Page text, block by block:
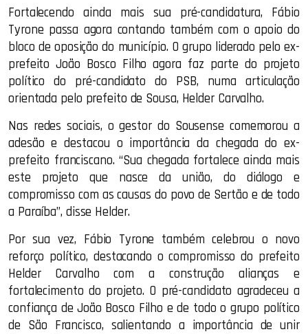
Fortalecendo ainda mais sua pré-candidatura, Fábio
Tyrone passa agora contando também com o apoio do
bloco de oposição do município. O grupo liderado pelo ex-
prefeito João Bosco Filho agora faz parte do projeto
político do pré-candidato do PSB, numa articulação
orientada pelo prefeito de Sousa, Helder Carvalho.
Nas redes sociais, o gestor do Sousense comemorou a
adesão e destacou o importância da chegada do ex-
prefeito franciscano. “Sua chegada fortalece ainda mais
este projeto que nasce da união, do diálogo e
compromisso com as causas do povo de Sertão e de todo
a Paraíba”, disse Helder.
Por sua vez, Fábio Tyrone também celebrou o novo
reforço político, destacando o compromisso do prefeito
Helder Carvalho com a construção alianças e
fortalecimento do projeto. O pré-candidato agradeceu a
confiança de João Bosco Filho e de todo o grupo político
de São Francisco, salientando a importância de unir